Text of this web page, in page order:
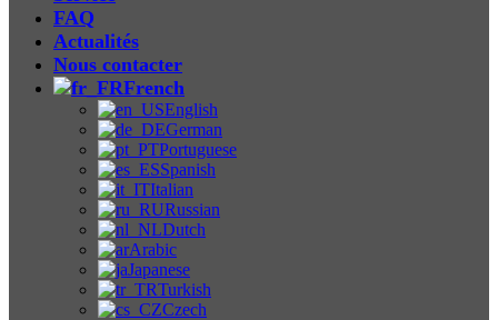
FAQ
Actualités
Nous contacter
French
English
German
Portuguese
Spanish
Italian
Russian
Dutch
Arabic
Japanese
Turkish
Czech